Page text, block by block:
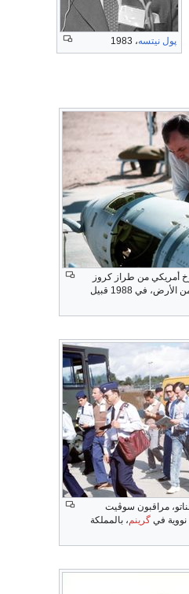
پول نيتسه، 1983
من طراز كروز
گريفون BGM-109G يُطلق من الأرض، في 1988 قبيل
مراقبون سوڤيت
في گرينم، بالمملكة